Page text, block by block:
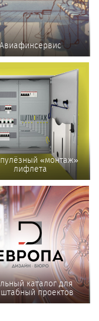
«монтаж»
лифлета
каталог для
проектов